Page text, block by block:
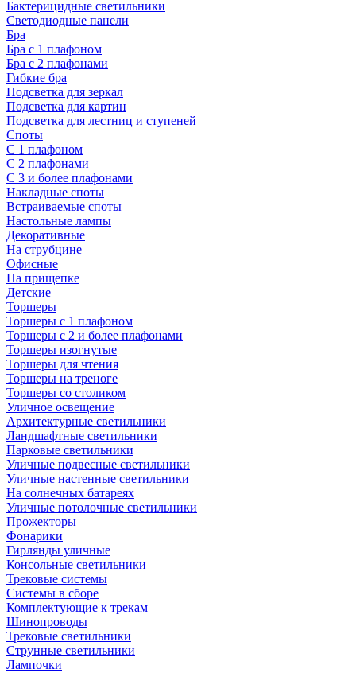
Бактерицидные светильники
Светодиодные панели
Бра
Бра с 1 плафоном
Бра с 2 плафонами
Гибкие бра
Подсветка для зеркал
Подсветка для картин
Подсветка для лестниц и ступеней
Споты
С 1 плафоном
С 2 плафонами
С 3 и более плафонами
Накладные споты
Встраиваемые споты
Настольные лампы
Декоративные
На струбцине
Офисные
На прищепке
Детские
Торшеры
Торшеры с 1 плафоном
Торшеры с 2 и более плафонами
Торшеры изогнутые
Торшеры для чтения
Торшеры на треноге
Торшеры со столиком
Уличное освещение
Архитектурные светильники
Ландшафтные светильники
Парковые светильники
Уличные подвесные светильники
Уличные настенные светильники
На солнечных батареях
Уличные потолочные светильники
Прожекторы
Фонарики
Гирлянды уличные
Консольные светильники
Трековые системы
Системы в сборе
Комплектующие к трекам
Шинопроводы
Трековые светильники
Струнные светильники
Лампочки